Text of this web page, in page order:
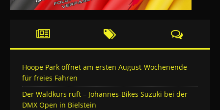
Hoope Park öffnet am ersten August-Wochenende
für freies Fahren
Der Waldkurs ruft – Johannes-Bikes Suzuki bei der
DMX Open in Bielstein